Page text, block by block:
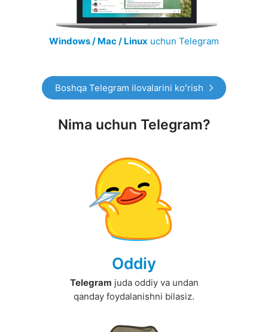
Windows / Mac / Linux uchun Telegram
Boshqa Telegram ilovalarini koʻrish
Nima uchun Telegram?
Oddiy
Telegram juda oddiy va undan
qanday foydalanishni bilasiz.